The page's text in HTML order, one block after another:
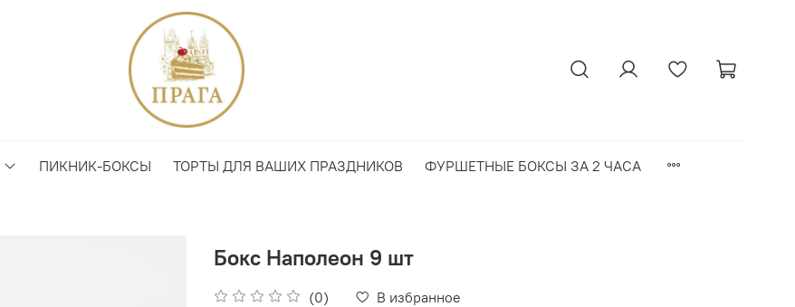
ПИКНИК-БОКСЫ ТОРТЫ ДЛЯ ВАШИХ ПРАЗДНИКОВ ФУРШЕТНЫЕ БОКСЫ ЗА 2 ЧАСА
Бокс Наполеон 9 шт
(0) В избранное